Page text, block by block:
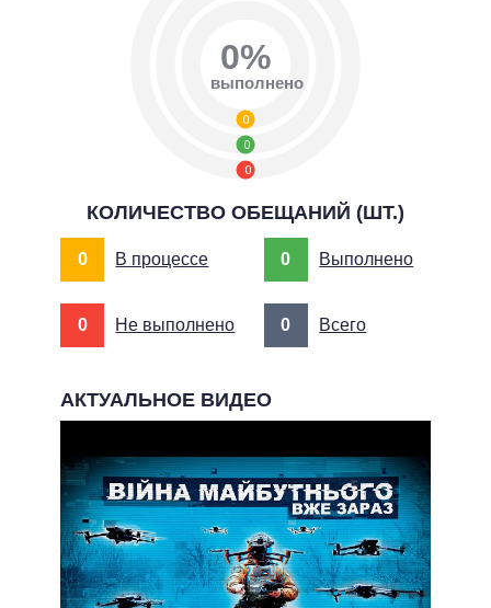
0
0
0
0%
выполнено
КОЛИЧЕСТВО ОБЕЩАНИЙ (ШТ.)
0 В процессе 0 Выполнено
0 Не выполнено 0 Всего
АКТУАЛЬНОЕ ВИДЕО